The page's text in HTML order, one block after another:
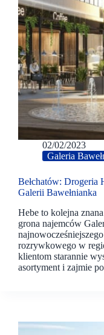
02/02/2023
Galeria
Bełchatów: Drogeria
Galerii Bawełnianka
Hebe to kolejna
grona najemców
rozrywkowego w
klientom starannie
asortyment i zajmie